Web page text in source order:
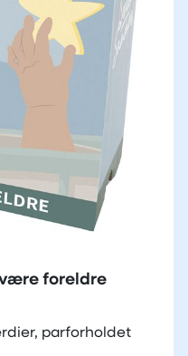
være foreldre
parforholdet